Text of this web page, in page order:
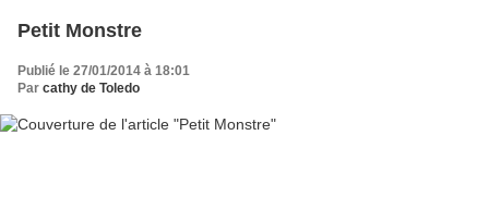
Petit Monstre
Publié le 27/01/2014 à 18:01
Par cathy de Toledo